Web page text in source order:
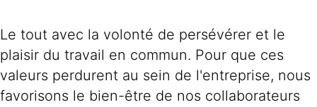
Le tout avec la volonté de persévérer et le
plaisir du travail en commun. Pour que ces
valeurs perdurent au sein de l'entreprise, nous
favorisons le bien-être de nos collaborateurs